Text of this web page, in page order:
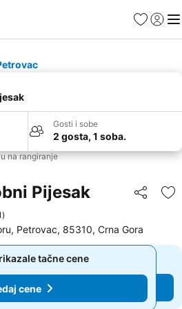
FavoritiPrijavi
Gosti i sobe
2 gosta, 1 soba.
na rangiranje
Pijesak Deli
)
Petrovac, 85310, Crna Gora
tačne cene
cene
tačne cene
cene